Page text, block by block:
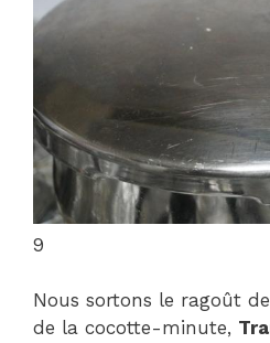
9
Nous sortons le ragoût
de la cocotte-minute,